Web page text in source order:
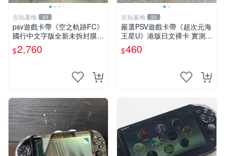
古玩基地 33
psv遊戲卡帶《空之軌跡FC》
國行中文字版全新未拆封膜有
輕微使用痕跡嚴選推薦適合收
藏 歲月痕跡 二手 psv 游戲卡
$2,760
古玩基地 33
嚴選PSV遊戲卡帶《超次元海
王星U》港版日文裸卡 實測暢
玩 索尼專屬 psv psv游戲 psv
游戲卡帶
$460